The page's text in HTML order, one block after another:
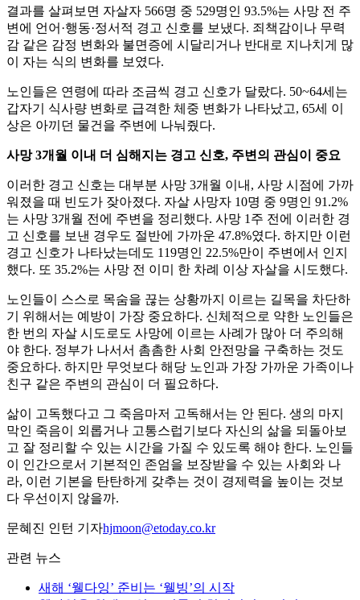
결과를 살펴보면 자살자 566명 중 529명인 93.5%는 사망 전 주
변에 언어·행동·정서적 경고 신호를 보냈다. 죄책감이나 무력
감 같은 감정 변화와 불면증에 시달리거나 반대로 지나치게 많
이 자는 식의 변화를 보였다.
노인들은 연령에 따라 조금씩 경고 신호가 달랐다. 50~64세는
갑자기 식사량 변화로 급격한 체중 변화가 나타났고, 65세 이
상은 아끼던 물건을 주변에 나눠줬다.
사망 3개월 이내 더 심해지는 경고 신호, 주변의 관심이 중요
이러한 경고 신호는 대부분 사망 3개월 이내, 사망 시점에 가까
워졌을 때 빈도가 잦아졌다. 자살 사망자 10명 중 9명인 91.2%
는 사망 3개월 전에 주변을 정리했다. 사망 1주 전에 이러한 경
고 신호를 보낸 경우도 절반에 가까운 47.8%였다. 하지만 이런
경고 신호가 나타났는데도 119명인 22.5%만이 주변에서 인지
했다. 또 35.2%는 사망 전 이미 한 차례 이상 자살을 시도했다.
노인들이 스스로 목숨을 끊는 상황까지 이르는 길목을 차단하
기 위해서는 예방이 가장 중요하다. 신체적으로 약한 노인들은
한 번의 자살 시도로도 사망에 이르는 사례가 많아 더 주의해
야 한다. 정부가 나서서 촘촘한 사회 안전망을 구축하는 것도
중요하다. 하지만 무엇보다 해당 노인과 가장 가까운 가족이나
친구 같은 주변의 관심이 더 필요하다.
삶이 고독했다고 그 죽음마저 고독해서는 안 된다. 생의 마지
막인 죽음이 외롭거나 고통스럽기보다 자신의 삶을 되돌아보
고 잘 정리할 수 있는 시간을 가질 수 있도록 해야 한다. 노인들
이 인간으로서 기본적인 존엄을 보장받을 수 있는 사회와 나
라, 이런 기본을 탄탄하게 갖추는 것이 경제력을 높이는 것보
다 우선이지 않을까.
문혜진 인턴 기자hjmoon@etoday.co.kr
관련 뉴스
새해 ‘웰다잉’ 준비는 ‘웰빙’의 시작